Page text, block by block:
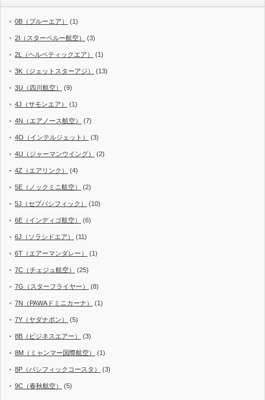
0B（ブルーエア） (1)
2I（スターペルー航空） (3)
2L（ヘルベティックエア） (1)
3K（ジェットスターアジ） (13)
3U（四川航空） (9)
4J（サモンエア） (1)
4N（エアノース航空） (7)
4O（インテルジェット） (3)
4U（ジャーマンウイング） (2)
4Z（エアリンク） (4)
5E（ノックミニ航空） (2)
5J（セブパシフィック） (10)
6E（インディゴ航空） (6)
6J（ソラシドエア） (11)
6T（エアーマンダレー） (1)
7C（チェジュ航空） (25)
7G（スターフライヤー） (8)
7N（PAWAドミニカーナ） (1)
7Y（ヤダナポン） (5)
8B（ビジネスエアー） (3)
8M（ミャンマー国際航空） (1)
8P（パシフィックコースタ） (3)
9C（春秋航空） (5)